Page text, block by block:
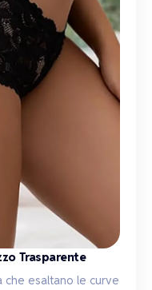
Trasparente
esaltano le curve